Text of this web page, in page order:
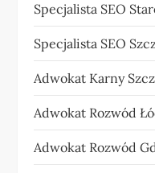
Specjalista SEO
Specjalista SEO
Adwokat Karny
Adwokat Rozwód
Adwokat Rozwód